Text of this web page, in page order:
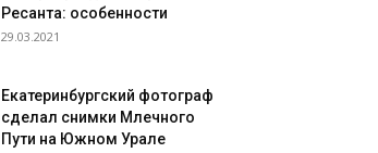
Ресанта: особенности
29.03.2021
Екатеринбургский фотограф
сделал снимки Млечного
Пути на Южном Урале